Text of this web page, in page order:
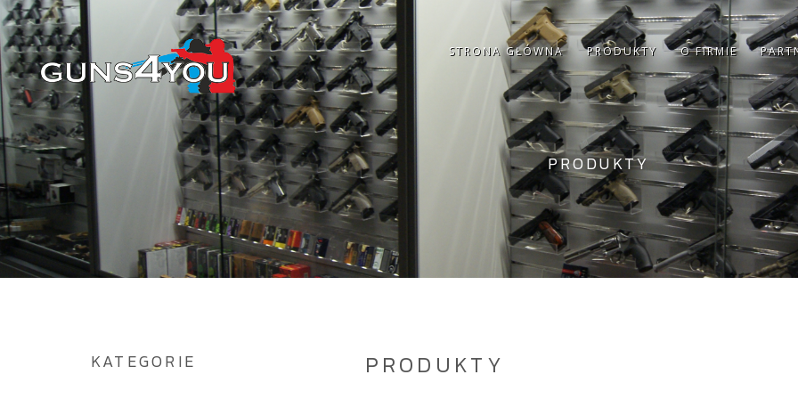
STRONA GŁÓWNA PRODUKTY O FIRMIE
PRODUKTY
KATEGORIE PRODUKTY